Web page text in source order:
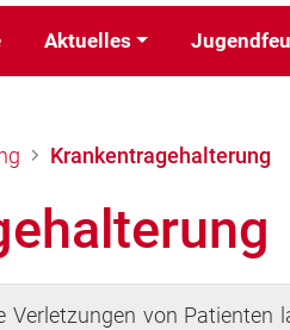
Aktuelles
Krankentragehalterung
Verletzungen von